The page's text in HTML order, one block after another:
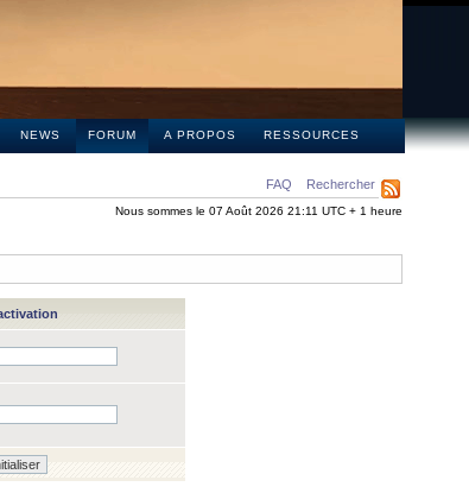
NEWS FORUM A PROPOS RESSOURCES
FAQ Rechercher
Nous sommes le 07 Août 2026 21:11 UTC + 1 heure